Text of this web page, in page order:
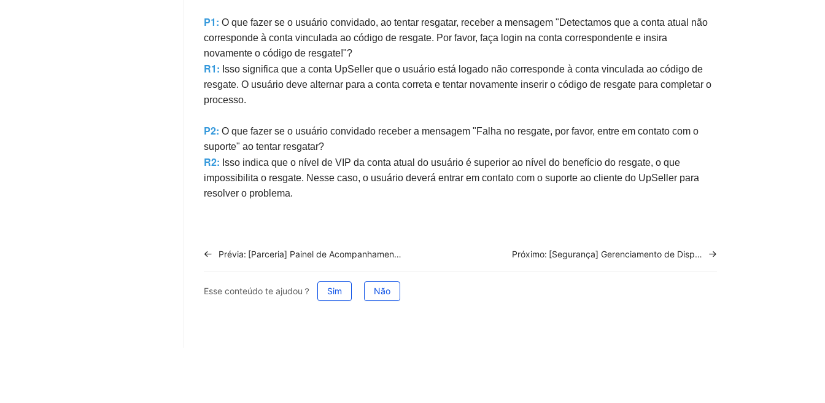
P1: O que fazer se o usuário convidado, ao tentar resgatar, receber a mensagem "Detectamos que a conta atual não
corresponde à conta vinculada ao código de resgate. Por favor, faça login na conta correspondente e insira
novamente o código de resgate!"?
R1: Isso significa que a conta UpSeller que o usuário está logado não corresponde à conta vinculada ao código de
resgate. O usuário deve alternar para a conta correta e tentar novamente inserir o código de resgate para completar o
processo.
P2: O que fazer se o usuário convidado receber a mensagem "Falha no resgate, por favor, entre em contato com o
suporte" ao tentar resgatar?
R2: Isso indica que o nível de VIP da conta atual do usuário é superior ao nível do benefício do resgate, o que
impossibilita o resgate. Nesse caso, o usuário deverá entrar em contato com o suporte ao cliente do UpSeller para
resolver o problema.
Prévia: [Parceria] Painel de Acompanhamento Próximo: [Segurança] Gerenciamento de Dispositivos
Esse conteúdo te ajudou？ Sim Não